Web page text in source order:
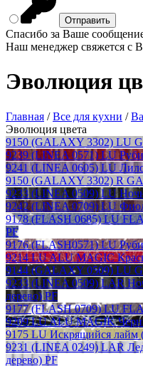
Спасибо за Ваше
Наш менеджер свяжется с
Эволюция
Главная /Все для кухни /
Эволюция цвета
9150 (GALAXY 3302) LU
9239 (LINEA 0571) LU
9241 (LINEA 0605) LU
9150 (GALAXY 3302) R
9233 (LINEA 0509) LU
9242 (LINEA 0709) LU
9178 (FLASH 0685) LU
PF
9176 (FLASH0571) LU
9214 LU ALU MAGIC
9144 (GALAXY 0509) LU
9233 (LINEA 0509) LAR
дерево) PF
9177 (FLASH 0709) LU
9209 LU ALU MAGIK
9175 LU Искрящийся лайм
9231 (LINEA 0249) LAR
дерево) PF